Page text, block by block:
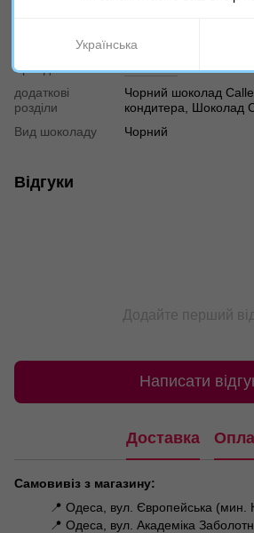
Бренд
Callebaut
додаткові
розділи
Чорний шоколад
кондитера, Шоколад
Вид шоколаду
Чорний
Відгуки
Додайте перший
Написати
Доставка
Самовивіз з магазину:
📍 Одеса, вул. Європейська (мин.
📍 Одеса, вул. Академіка
Українська